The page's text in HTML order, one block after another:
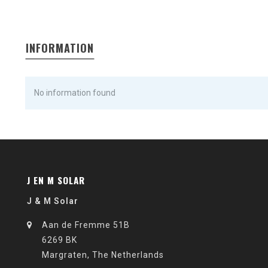
INFORMATION
No information found
J EN M SOLAR
J & M Solar
Aan de Fremme 51B
6269 BK
Margraten, The Netherlands